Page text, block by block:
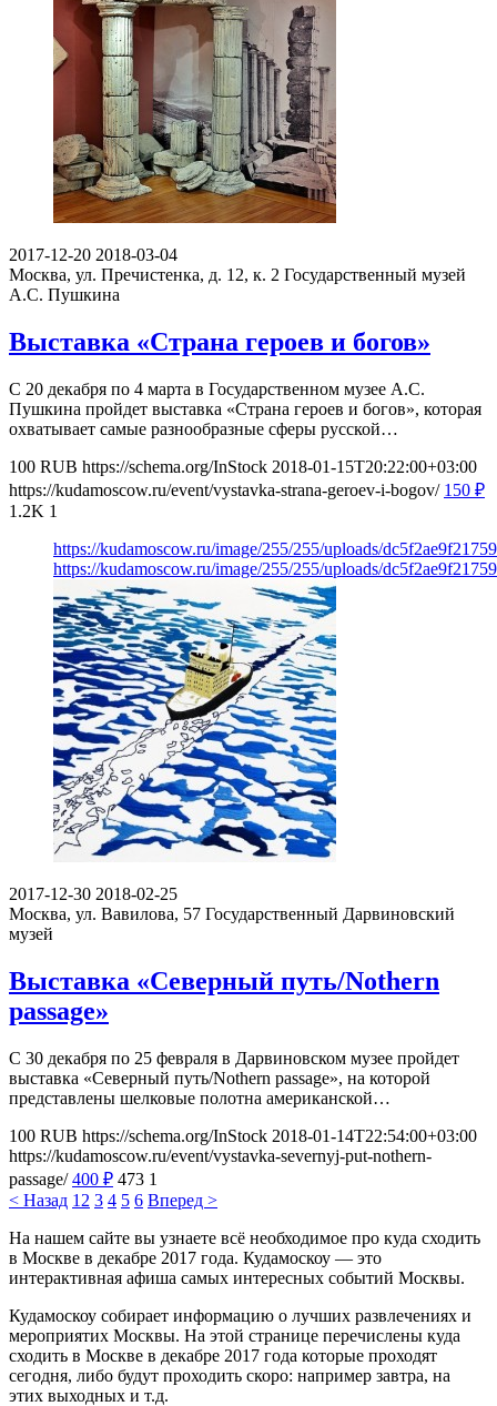
2017-12-20 2018-03-04
Москва, ул. Пречистенка, д. 12, к. 2 Государственный музей
А.С. Пушкина
Выставка «Страна героев и богов»
С 20 декабря по 4 марта в Государственном музее А.С.
Пушкина пройдет выставка «Страна героев и богов», которая
охватывает самые разнообразные сферы русской…
100 RUB https://schema.org/InStock 2018-01-15T20:22:00+03:00
https://kudamoscow.ru/event/vystavka-strana-geroev-i-bogov/ 150 ₽
1.2K 1
https://kudamoscow.ru/image/255/255/uploads/
https://kudamoscow.ru/image/255/255/uploads/
2017-12-30 2018-02-25
Москва, ул. Вавилова, 57 Государственный Дарвиновский
музей
Выставка «Северный путь/Nothern
passage»
С 30 декабря по 25 февраля в Дарвиновском музее пройдет
выставка «Северный путь/Nothern passage», на которой
представлены шелковые полотна американской…
100 RUB https://schema.org/InStock 2018-01-14T22:54:00+03:00
https://kudamoscow.ru/event/vystavka-severnyj-put-nothern-
passage/ 400 ₽ 473 1
< Назад 1 2 3 4 5 6 Вперед >
На нашем сайте вы узнаете всё необходимое про куда сходить
в Москве в декабре 2017 года. Кудамоскоу — это
интерактивная афиша самых интересных событий Москвы.
Кудамоскоу собирает информацию о лучших развлечениях и
мероприятих Москвы. На этой странице перечислены куда
сходить в Москве в декабре 2017 года которые проходят
сегодня, либо будут проходить скоро: например завтра, на
этих выходных и т.д.